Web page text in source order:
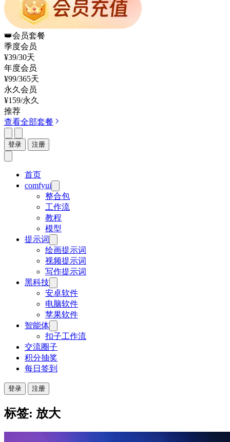
👑会员套餐
季度会员
¥39/30天
年度会员
¥99/365天
永久会员
¥159/永久
推荐
查看全部套餐
登录 注册
首页
comfyui
整合包
工作流
教程
模型
提示词
绘画提示词
视频提示词
写作提示词
黑科技
安卓软件
电脑软件
苹果软件
智能体
扣子工作流
交流圈子
积分抽奖
每日签到
登录 注册
标签: 放大